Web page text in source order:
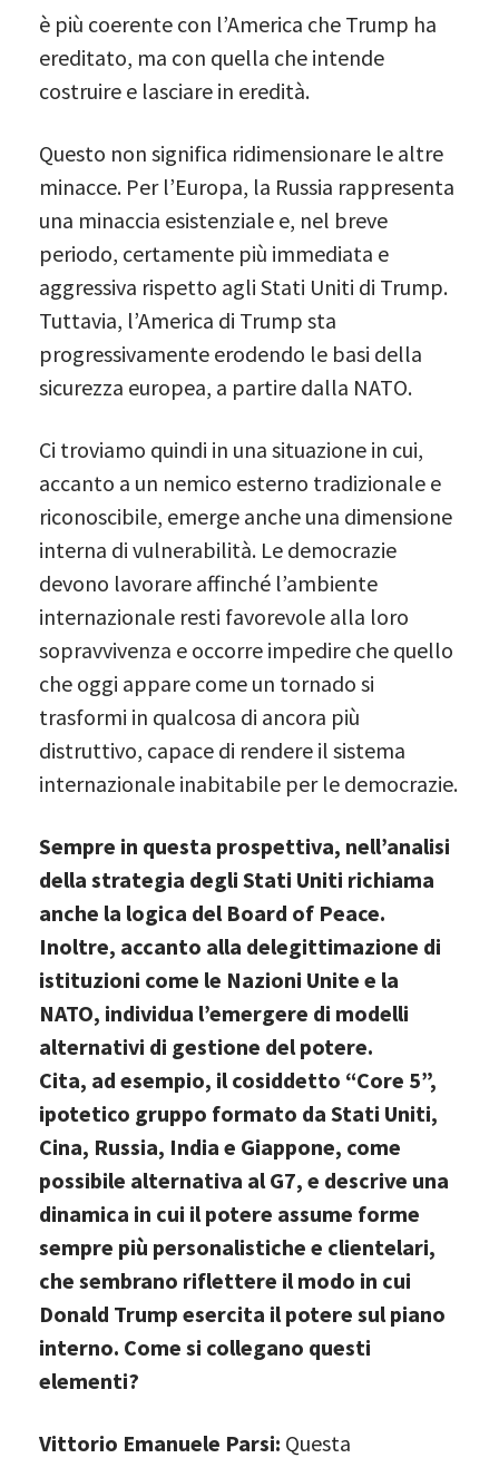
è più coerente con l’America che Trump ha
ereditato, ma con quella che intende
costruire e lasciare in eredità.
Questo non significa ridimensionare le altre
minacce. Per l’Europa, la Russia rappresenta
una minaccia esistenziale e, nel breve
periodo, certamente più immediata e
aggressiva rispetto agli Stati Uniti di Trump.
Tuttavia, l’America di Trump sta
progressivamente erodendo le basi della
sicurezza europea, a partire dalla NATO.
Ci troviamo quindi in una situazione in cui,
accanto a un nemico esterno tradizionale e
riconoscibile, emerge anche una dimensione
interna di vulnerabilità. Le democrazie
devono lavorare affinché l’ambiente
internazionale resti favorevole alla loro
sopravvivenza e occorre impedire che quello
che oggi appare come un tornado si
trasformi in qualcosa di ancora più
distruttivo, capace di rendere il sistema
internazionale inabitabile per le democrazie.
Sempre in questa prospettiva, nell’analisi
della strategia degli Stati Uniti richiama
anche la logica del Board of Peace.
Inoltre, accanto alla delegittimazione di
istituzioni come le Nazioni Unite e la
NATO, individua l’emergere di modelli
alternativi di gestione del potere.
Cita, ad esempio, il cosiddetto “Core 5”,
ipotetico gruppo formato da Stati Uniti,
Cina, Russia, India e Giappone, come
possibile alternativa al G7, e descrive una
dinamica in cui il potere assume forme
sempre più personalistiche e clientelari,
che sembrano riflettere il modo in cui
Donald Trump esercita il potere sul piano
interno. Come si collegano questi
elementi?
Vittorio Emanuele Parsi: Questa